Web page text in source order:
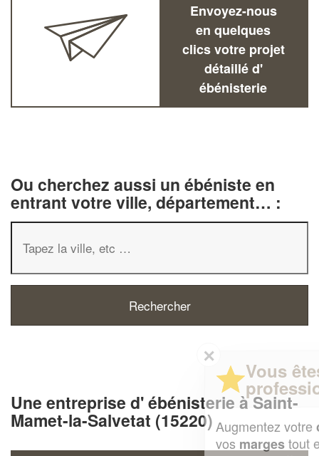
Envoyez-nous
en quelques
clics votre projet
détaillé d'
ébénisterie
Ou cherchez aussi un ébéniste en
entrant votre ville, département… :
Une entreprise d' ébénisterie à Saint-
Mamet-la-Salvetat (15220)
Vous êtes un
professionnel ?
Augmentez votrechiffre d'affaireset
tout en gagnant de